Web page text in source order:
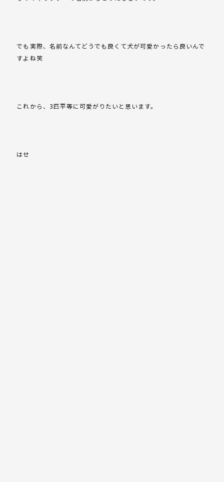
でも実際、名前なんてどうでも良くて犬が可愛かったら良いんで
すよね笑
これから、3匹平等に可愛がりたいと思います。
はせ